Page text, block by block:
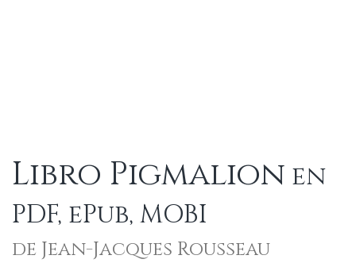
Libro Pigmalion en
PDF, ePub, MOBI
de Jean-Jacques Rousseau